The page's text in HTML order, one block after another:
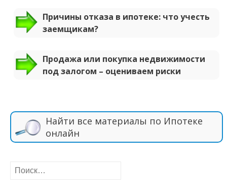
Причины отказа в ипотеке: что учесть
заемщикам?
Продажа или покупка недвижимости
под залогом – оцениваем риски
Найти все материалы по Ипотеке
онлайн
Найти: